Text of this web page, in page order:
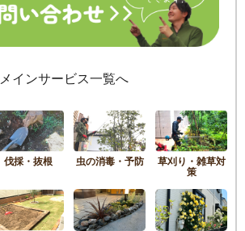
メインサービス一覧へ
伐採・抜根 虫の消毒・予防 草刈り・雑草対
策